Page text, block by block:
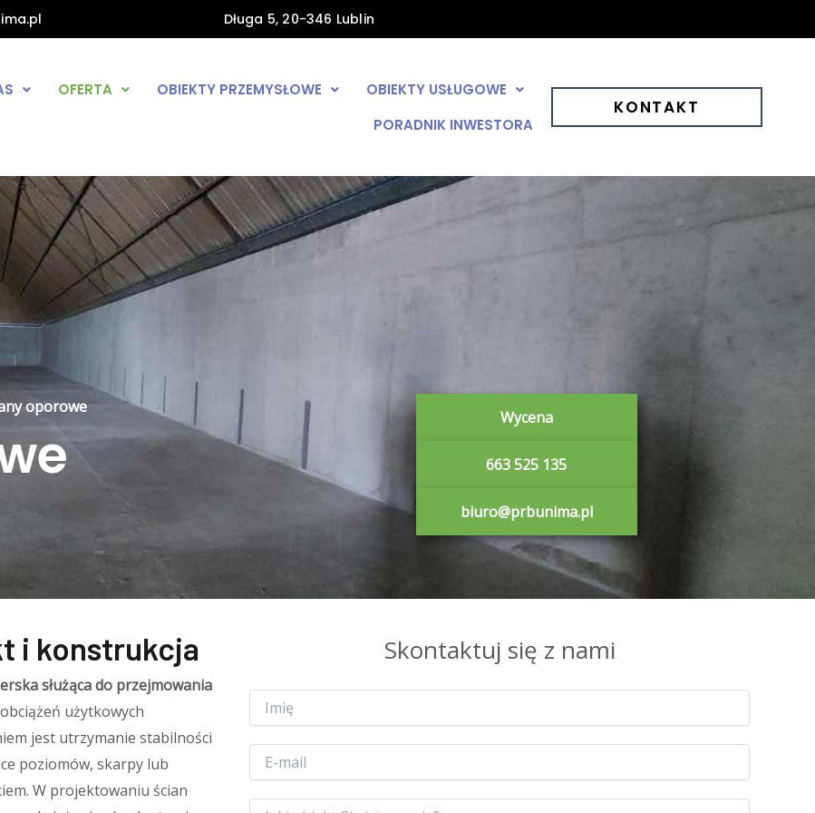
Długa 5, 20-346 Lublin
OFERTA OBIEKTY PRZEMYSŁOWE
OBIEKTY USŁUGOWE
PORADNIK INWESTORA
KONTAKT
oporowe
Wycena
663 525 135
biuro@prbunima.pl
i konstrukcja
służąca do przejmowania
użytkowych
jest utrzymanie stabilności
poziomów, skarpy lub
W projektowaniu ścian
Skontaktuj się z nami
I
ęE
aO